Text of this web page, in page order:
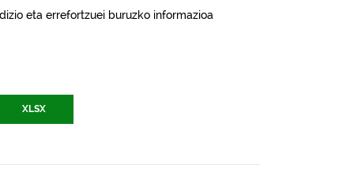
eta errefortzuei buruzko informazioa
XLSX